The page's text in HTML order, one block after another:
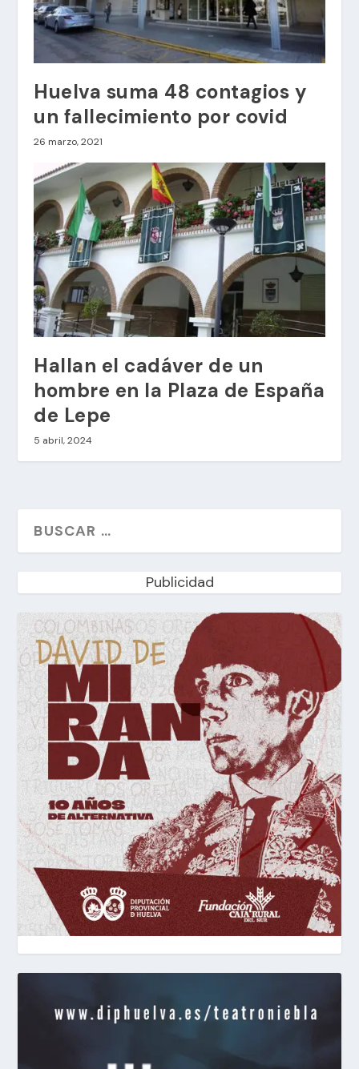
Huelva suma 48 contagios y
un fallecimiento por covid
26 marzo, 2021
Hallan el cadáver de un
hombre en la Plaza de España
de Lepe
5 abril, 2024
Publicidad